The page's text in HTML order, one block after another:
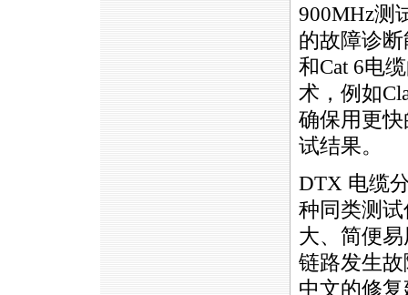
900MHz测
的故障诊
和Cat 6电
术，例如
确保用更
试结果。
DTX 电缆
种同类测
大、简便
链路发生
中文的修